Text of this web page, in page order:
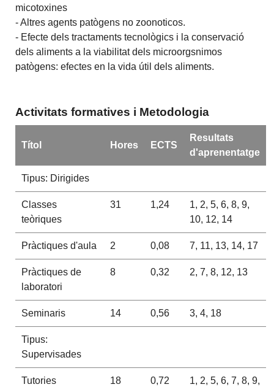
micotoxines
- Altres agents patògens no zoonoticos.
- Efecte dels tractaments tecnològics i la conservació
dels aliments a la viabilitat dels microorgsnimos
patògens: efectes en la vida útil dels aliments.
Activitats formatives i Metodologia
Títol Hores ECTS
Resultats
d'aprenentatge
Tipus: Dirigides
Classes
teòriques
31 1,24
1, 2, 5, 6, 8, 9,
10, 12, 14
Pràctiques d'aula 2 0,08 7, 11, 13, 14, 17
Pràctiques de
laboratori
8 0,32 2, 7, 8, 12, 13
Seminaris 14 0,56 3, 4, 18
Tipus:
Supervisades
Tutories 18 0,72
1, 2, 5, 6, 7, 8, 9,